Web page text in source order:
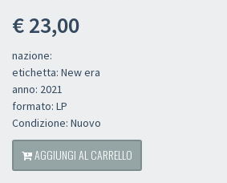
€ 23,00
nazione:
etichetta: New era
anno: 2021
formato: LP
Condizione: Nuovo
AGGIUNGI AL CARRELLO